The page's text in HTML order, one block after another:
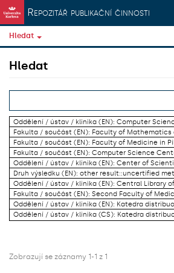
Přeskočit na obsah
Repozitář publikační činnosti
Hledat
Hledat
Oddělení / ústav / klinika (EN): Computer
Fakulta / součást (EN): Faculty of Mathematics
Fakulta / součást (EN): Faculty of Medicine in
Fakulta / součást (EN): Computer Science
Oddělení / ústav / klinika (EN): Center of
Druh výsledku (EN): other result::uncertified
Oddělení / ústav / klinika (EN): Central Library
Fakulta / součást (EN): Second Faculty of
Oddělení / ústav / klinika (EN): Katedra
Oddělení / ústav / klinika (CS): Katedra
Zobrazují se záznamy 1-1 z 1